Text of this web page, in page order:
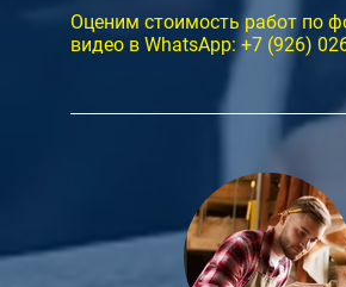
Оценим стоимость работ по
видео в WhatsApp: +7 (926)